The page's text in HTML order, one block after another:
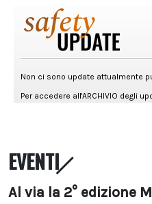
EVENTI
Al via la 2° edizione